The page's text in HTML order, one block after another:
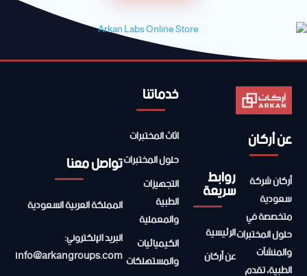
عن أركان
أركان شركة
سعودية
متخصصة في
حلول المختبرات
والمنشآت
الطبية، تقدم
روابط
سريعة
الرئيسية
عن أركان
خدماتنا
اثاث المختبرات
حلول المختبرات
التجهيزات
الطبية
والمعملية
الكيميائيات
والمستهلكات
تواصل معنا
المملكة العربية السعودية
البريد الإلكتروني:
info@arkangroups.com